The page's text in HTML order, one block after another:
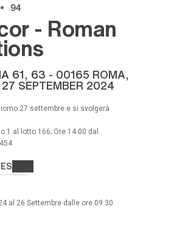
94
- Roman
61, 63 - 00165 ROMA,
27 SEPTEMBER 2024
27 settembre e si svolgerà
1 al lotto 166; Ore 14:00 dal
al 26 Settembre dalle ore 09:30